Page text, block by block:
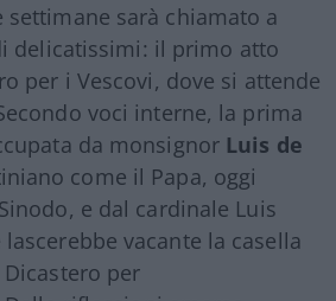
settimane sarà chiamato a
delicatissimi: il primo atto
per i Vescovi, dove si attende
voci interne, la prima
da monsignor Luis de
come il Papa, oggi
e dal cardinale Luis
vacante la casella
per